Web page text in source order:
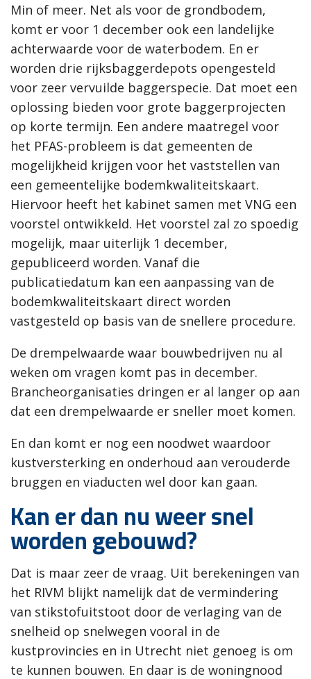
Min of meer. Net als voor de grondbodem,
komt er voor 1 december ook een landelijke
achterwaarde voor de waterbodem. En er
worden drie rijksbaggerdepots opengesteld
voor zeer vervuilde baggerspecie. Dat moet een
oplossing bieden voor grote baggerprojecten
op korte termijn. Een andere maatregel voor
het PFAS-probleem is dat gemeenten de
mogelijkheid krijgen voor het vaststellen van
een gemeentelijke bodemkwaliteitskaart.
Hiervoor heeft het kabinet samen met VNG een
voorstel ontwikkeld. Het voorstel zal zo spoedig
mogelijk, maar uiterlijk 1 december,
gepubliceerd worden. Vanaf die
publicatiedatum kan een aanpassing van de
bodemkwaliteitskaart direct worden
vastgesteld op basis van de snellere procedure.
De drempelwaarde waar bouwbedrijven nu al
weken om vragen komt pas in december.
Brancheorganisaties dringen er al langer op aan
dat een drempelwaarde er sneller moet komen.
En dan komt er nog een noodwet waardoor
kustversterking en onderhoud aan verouderde
bruggen en viaducten wel door kan gaan.
Kan er dan nu weer snel
worden gebouwd?
Dat is maar zeer de vraag. Uit berekeningen van
het RIVM blijkt namelijk dat de vermindering
van stikstofuitstoot door de verlaging van de
snelheid op snelwegen vooral in de
kustprovincies en in Utrecht niet genoeg is om
te kunnen bouwen. En daar is de woningnood